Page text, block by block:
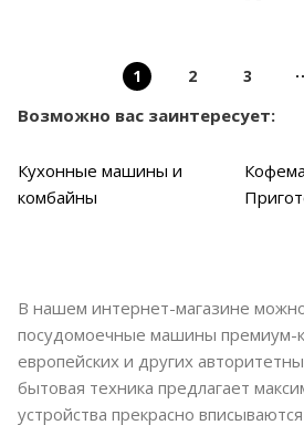
1 2 3
Возможно вас заинтересует:
Кухонные машины и
комбайны
В нашем интернет-магазине
посудомоечные машины премиум-
европейских и других
бытовая техника предлагает
устройства прекрасно